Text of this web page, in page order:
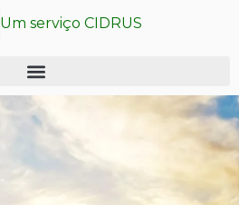
Um serviço CIDRUS